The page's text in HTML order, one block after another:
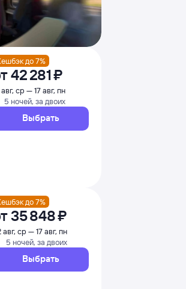
до 7%
42 ⁠281 ⁠₽
авг, ср — 17 авг, пн
5 ночей, за двоих
Выбрать
до 7%
35 ⁠848 ⁠₽
авг, ср — 17 авг, пн
5 ночей, за двоих
Выбрать